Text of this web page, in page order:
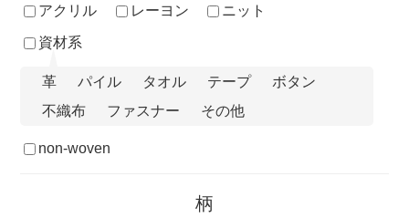
アクリル
レーヨン
ニット
資材系
革 パイル タオル テープ
ボタン
不織布
ファスナー その他
non-woven
柄